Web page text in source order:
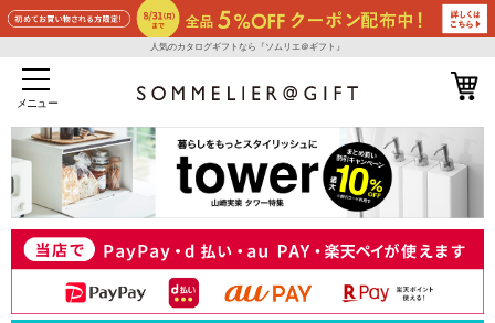
人気のカタログギフトなら『ソムリエ＠ギフト』
メニュー